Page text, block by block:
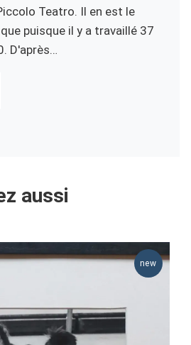
Teatro. Il en est le
puisque il y a travaillé 37
D'après…
aussi